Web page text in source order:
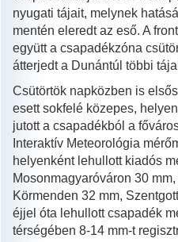
nyugati tájait, melynek
mentén eleredt az eső. A
együtt a csapadékzóna
átterjedt a Dunántúl többi
Csütörtök napközben is
esett sokfelé közepes,
jutott a csapadékból a
Interaktív Meteorológia
helyenként lehullott kiadós
Mosonmagyaróváron 30
Körmenden 32 mm,
éjjel óta lehullott csapadék
térségében 8-14 mm-t